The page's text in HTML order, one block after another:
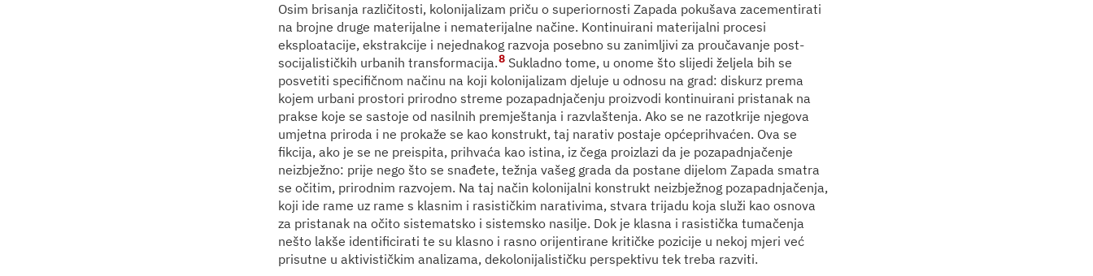
Osim brisanja različitosti, kolonijalizam priču o superiornosti Zapada pokušava zacementirati
na brojne druge materijalne i nematerijalne načine. Kontinuirani materijalni procesi
eksploatacije, ekstrakcije i nejednakog razvoja posebno su zanimljivi za proučavanje post-
socijalističkih urbanih transformacija.8Sukladno tome, u onome što slijedi željela bih se
posvetiti specifičnom načinu na koji kolonijalizam djeluje u odnosu na grad: diskurz prema
kojem urbani prostori prirodno streme pozapadnjačenju proizvodi kontinuirani pristanak na
prakse koje se sastoje od nasilnih premještanja i razvlaštenja. Ako se ne razotkrije njegova
umjetna priroda i ne prokaže se kao konstrukt, taj narativ postaje općeprihvaćen. Ova se
fikcija, ako je se ne preispita, prihvaća kao istina, iz čega proizlazi da je pozapadnjačenje
neizbježno: prije nego što se snađete, težnja vašeg grada da postane dijelom Zapada smatra
se očitim, prirodnim razvojem. Na taj način kolonijalni konstrukt neizbježnog pozapadnjačenja,
koji ide rame uz rame s klasnim i rasističkim narativima, stvara trijadu koja služi kao osnova
za pristanak na očito sistematsko i sistemsko nasilje. Dok je klasna i rasistička tumačenja
nešto lakše identificirati te su klasno i rasno orijentirane kritičke pozicije u nekoj mjeri već
prisutne u aktivističkim analizama, dekolonijalističku perspektivu tek treba razviti.